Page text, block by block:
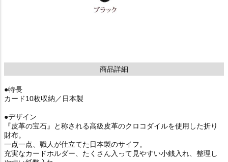
商品詳細
●特長
カード10枚収納／日本製
●デザイン
『皮革の宝石』と称される高級皮革のクロコダイルを使用した折り
財布。
一点一点、職人が仕立てた日本製のサイフ。
充実なカードホルダー、たくさん入って見やすい小銭入れ、整理し